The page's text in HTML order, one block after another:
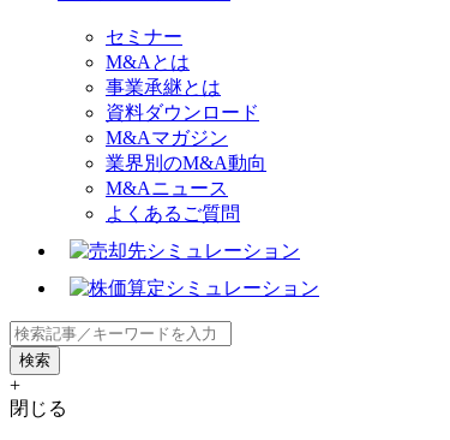
セミナー
M&Aとは
事業承継とは
資料ダウンロード
M&Aマガジン
業界別のM&A動向
M&Aニュース
よくあるご質問
+
閉じる